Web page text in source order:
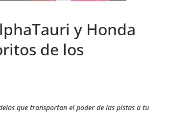
y Honda
de los
que transportan el poder de las pistas a tu
Innovation
Vertiv en
Ermi